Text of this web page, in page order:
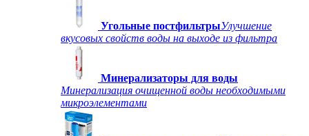
Угольные постфильтрыУлучшение
вкусовых свойств воды на выходе из фильтра
Минерализаторы для воды
Минерализация очищенной воды необходимыми
микроэлементами